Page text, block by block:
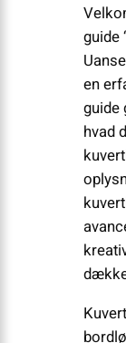
guide
en
guide
hvad